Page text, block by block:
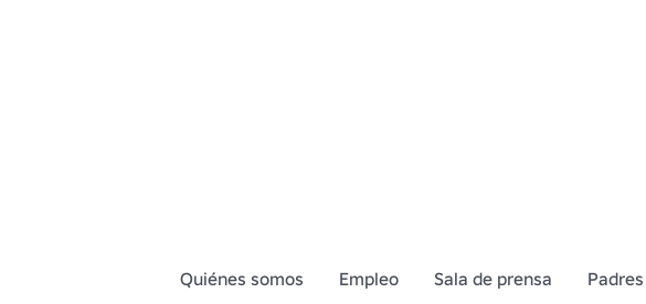
Quiénes somos Empleo Sala de prensa Padres